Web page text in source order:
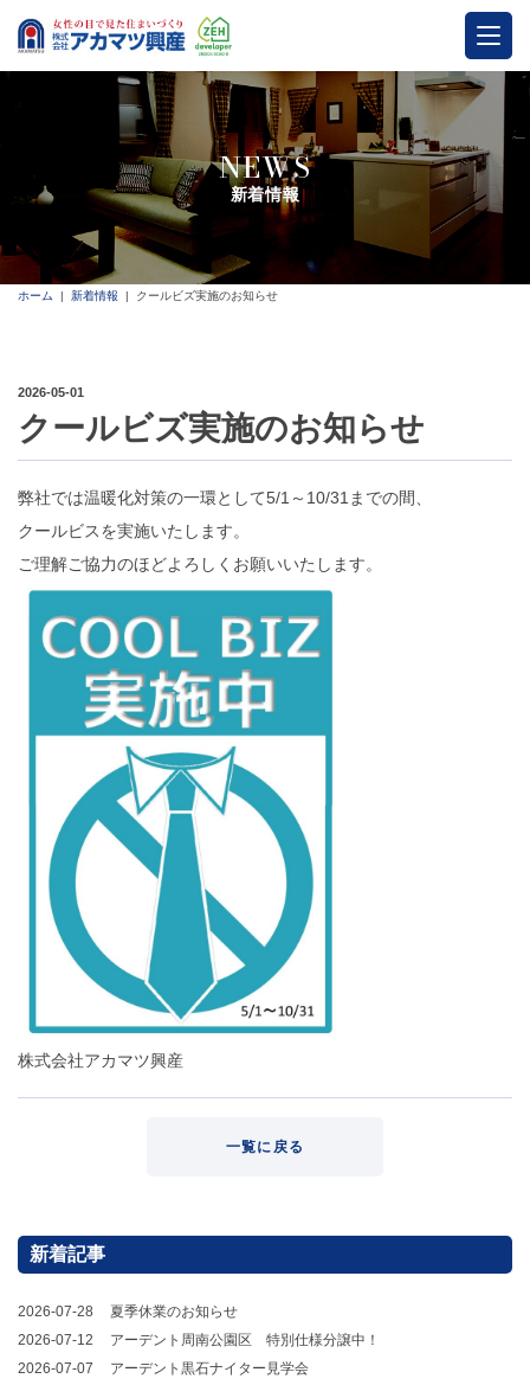
NEWS
新着情報
ホーム 新着情報 クールビズ実施のお知らせ
2026-05-01
クールビズ実施のお知らせ
弊社では温暖化対策の一環として5/1～10/31までの間、
クールビスを実施いたします。
ご理解ご協力のほどよろしくお願いいたします。
株式会社アカマツ興産
一覧に戻る
新着記事
2026-07-28
夏季休業のお知らせ
2026-07-12
アーデント周南公園区 特別仕様分譲中！
2026-07-07
アーデント黒石ナイター見学会